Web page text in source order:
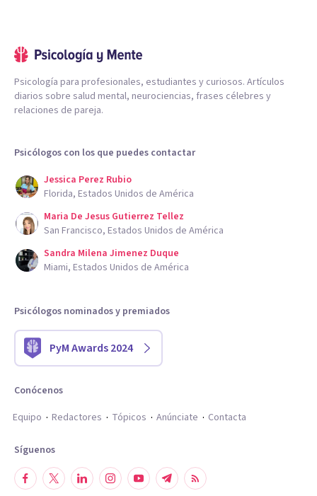
Psicología para profesionales, estudiantes y curiosos. Artículos
diarios sobre salud mental, neurociencias, frases célebres y
relaciones de pareja.
Psicólogos con los que puedes contactar
Jessica Perez Rubio
Florida, Estados Unidos de América
Maria De Jesus Gutierrez Tellez
San Francisco, Estados Unidos de América
Sandra Milena Jimenez Duque
Miami, Estados Unidos de América
Psicólogos nominados y premiados
PyM Awards 2024
Conócenos
Equipo
Redactores Tópicos Anúnciate Contacta
Síguenos